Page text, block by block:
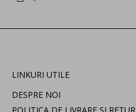
LINKURI UTILE
DESPRE NOI